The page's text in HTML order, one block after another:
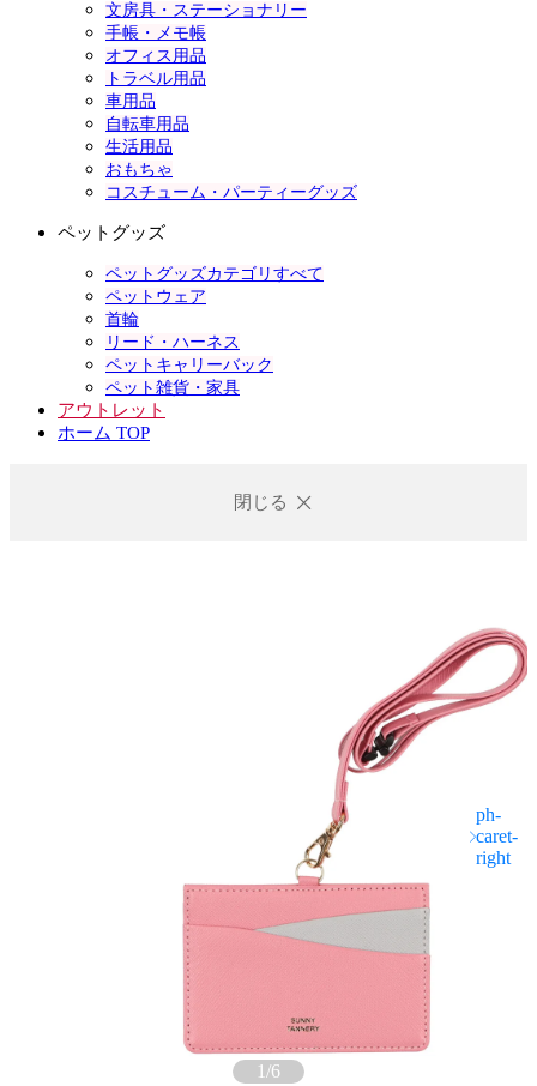
文房具・ステーショナリー
手帳・メモ帳
オフィス用品
トラベル用品
車用品
自転車用品
生活用品
おもちゃ
コスチューム・パーティーグッズ
ペットグッズ
ペットグッズカテゴリすべて
ペットウェア
首輪
リード・ハーネス
ペットキャリーバック
ペット雑貨・家具
アウトレット
ホーム TOP
閉じる
1/6